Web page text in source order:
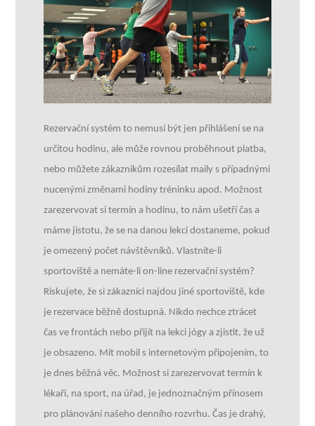
Rezervační systém to nemusí být jen přihlášení se na
určitou hodinu, ale může rovnou proběhnout platba,
nebo můžete zákazníkům rozesílat maily s případnými
nucenými změnami hodiny tréninku apod. Možnost
zarezervovat si termín a hodinu, to nám ušetří čas a
máme jistotu, že se na danou lekci dostaneme, pokud
je omezený počet návštěvníků.Vlastníte-li
sportoviště a nemáte-li on-line rezervační systém?
Riskujete, že si zákazníci najdou jiné sportoviště, kde
je rezervace běžně dostupná. Nikdo nechce ztrácet
čas ve frontách nebo přijít na lekci jógy a zjistit, že už
je obsazeno. Mít mobil s internetovým připojením, to
je dnes běžná věc. Možnost si zarezervovat termín k
lékaři, na sport, na úřad, je jednoznačným přínosem
pro plánování našeho denního rozvrhu. Čas je drahý,